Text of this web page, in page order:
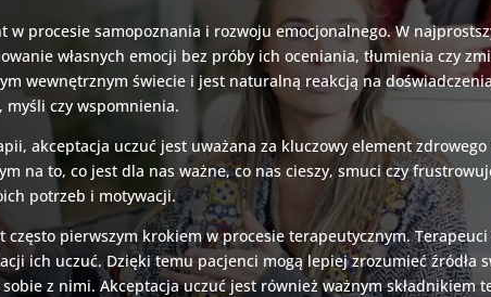
w procesie samopoznania i rozwoju emocjonalnego. W
własnych emocji bez próby ich oceniania, tłumienia czy
wewnętrznym świecie i jest naturalną reakcją na
czy wspomnienia.
akceptacja uczuć jest uważana za kluczowy element
na to, co jest dla nas ważne, co nas cieszy, smuci czy
potrzeb i motywacji.
często pierwszym krokiem w procesie terapeutycznym.
ich uczuć. Dzięki temu pacjenci mogą lepiej zrozumieć źródła
z nimi. Akceptacja uczuć jest również ważnym składnikiem